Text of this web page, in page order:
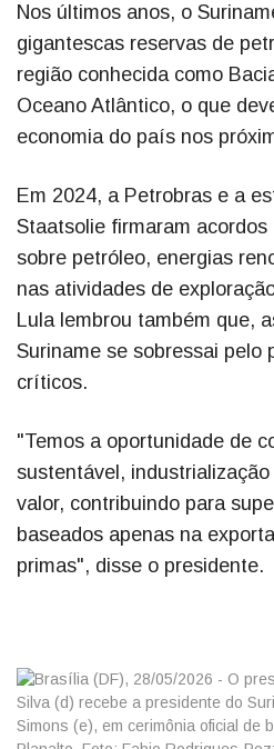
Nos últimos anos, o
gigantescas reservas de
região conhecida como
Oceano Atlântico, o que
economia do país nos
Em 2024, a Petrobras e a
Staatsolie firmaram
sobre petróleo, energias
nas atividades de
Lula lembrou também que,
Suriname se sobressai pelo
críticos.
"Temos a oportunidade de
sustentável,
valor, contribuindo para
baseados apenas na
primas", disse o presidente.